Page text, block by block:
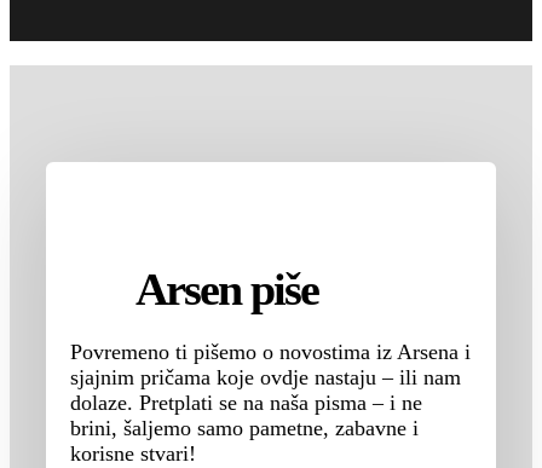
Arsen piše
Povremeno ti pišemo o novostima iz Arsena i
sjajnim pričama koje ovdje nastaju – ili nam
dolaze. Pretplati se na naša pisma – i ne
brini, šaljemo samo pametne, zabavne i
korisne stvari!